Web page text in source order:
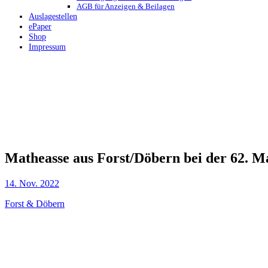
AGB für Anzeigen & Beilagen
Auslagestellen
ePaper
Shop
Impressum
Matheasse aus Forst/Döbern bei der 62.
14. Nov. 2022
Forst & Döbern